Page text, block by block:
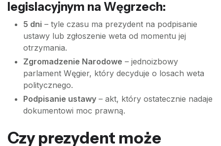
legislacyjnym na Węgrzech:
5 dni – tyle czasu ma prezydent na podpisanie
ustawy lub zgłoszenie weta od momentu jej
otrzymania.
Zgromadzenie Narodowe – jednoizbowy
parlament Węgier, który decyduje o losach weta
politycznego.
Podpisanie ustawy – akt, który ostatecznie nadaje
dokumentowi moc prawną.
Czy prezydent może